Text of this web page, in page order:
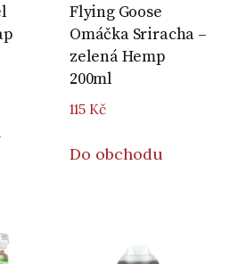
Flying Goose
Omáčka Sriracha –
zelená Hemp
200ml
115 Kč
Do obchodu